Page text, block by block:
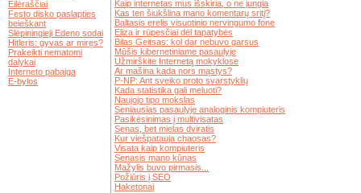
Eilėraščiai
Festo disko paslapties
beieškant
Slėpiningieji Edeno sodai
Hitleris: gyvas ar miręs?
Prakeikti nematomi
dalykai
Interneto pabaiga
E-bylos
Kaip internetas mus išskiria, o ne jungia
Kas ten šiukšlina mano komentarų sritį?
Baltasis erelis visuotinio nervingumo fone
Eliza ir rūpesčiai dėl tapatybės
Bilas Geitsas: kol dar nebuvo garsus
Mūšis kibernetiniame pasaulyje
Užmirškite Internetą mokyklose
Ar mašina kada nors mąstys?
P-NP: Ant sveiko proto svarstyklių
Kada statistika gali meluoti?
Naujojo tipo mokslas
Seniausias pasaulyje analoginis kompiuteris
Pasikėsinimas į multivisatas
Senas, bet mielas dviratis
Kur viešpatauja chaosas?
Visata kaip kompiuteris
Senasis mano kūnas
Mažylis buvo pirmasis...
Požiūris į SEO
Haketonai